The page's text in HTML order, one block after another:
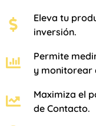
Eleva tu
inversión.
Permite
y monitorear
Maximiza el
de Contacto.